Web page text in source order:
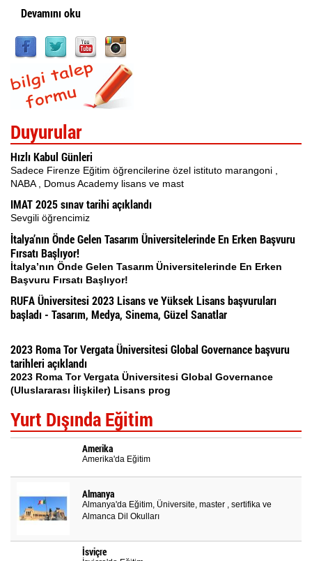
Devamını oku
Duyurular
Hızlı Kabul Günleri
Sadece Firenze Eğitim öğrencilerine özel istituto marangoni ,
NABA , Domus Academy lisans ve mast
IMAT 2025 sınav tarihi açıklandı
Sevgili öğrencimiz
İtalya’nın Önde Gelen Tasarım Üniversitelerinde En Erken Başvuru
Fırsatı Başlıyor!
İtalya’nın Önde Gelen Tasarım Üniversitelerinde En Erken
Başvuru Fırsatı Başlıyor!
RUFA Üniversitesi 2023 Lisans ve Yüksek Lisans başvuruları
başladı - Tasarım, Medya, Sinema, Güzel Sanatlar
2023 Roma Tor Vergata Üniversitesi Global Governance başvuru
tarihleri açıklandı
2023 Roma Tor Vergata Üniversitesi Global Governance
(Uluslararası İlişkiler) Lisans prog
Yurt Dışında Eğitim
Amerika
Amerika'da Eğitim
Almanya
Almanya'da Eğitim, Üniversite, master , sertifika ve
Almanca Dil Okulları
İsviçre